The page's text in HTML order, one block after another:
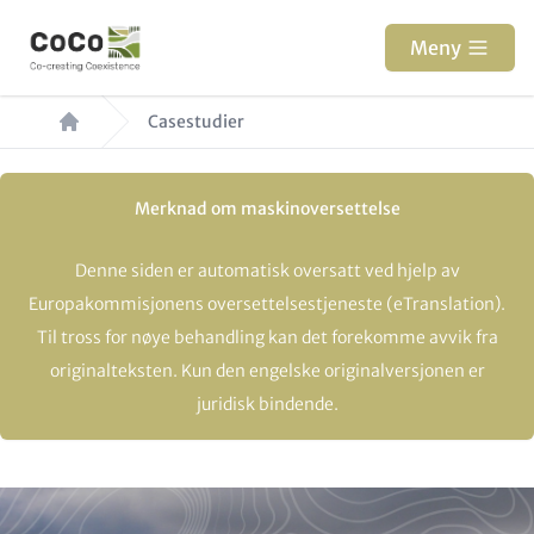
Meny
NavigasjonsstiCasestudier
Merknad om maskinoversettelse
Denne siden er automatisk oversatt ved hjelp av
Europakommisjonens oversettelsestjeneste (eTranslation).
Til tross for nøye behandling kan det forekomme avvik fra
originalteksten. Kun den engelske originalversjonen er
juridisk bindende.
Paragraphs